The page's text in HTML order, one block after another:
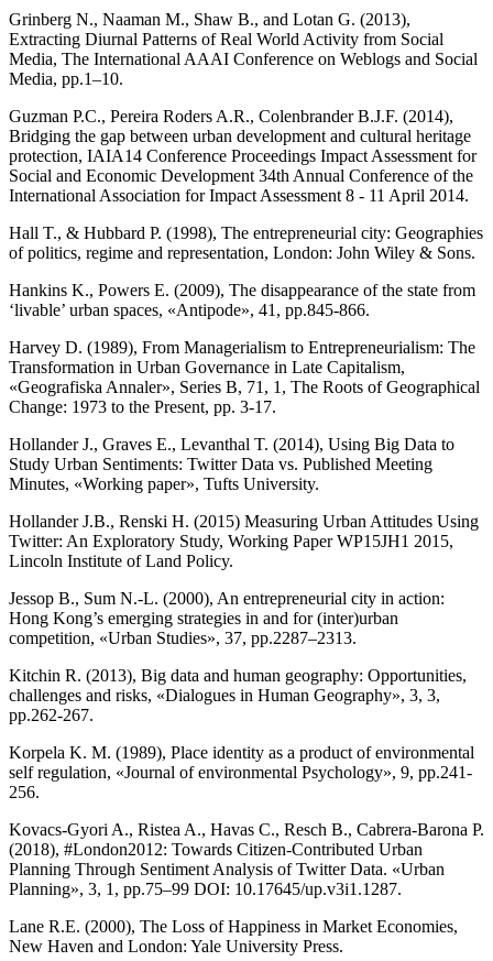
Grinberg N., Naaman M., Shaw B., and Lotan G. (2013),
Extracting Diurnal Patterns of Real World Activity from Social
Media, The International AAAI Conference on Weblogs and Social
Media, pp.1–10.
Guzman P.C., Pereira Roders A.R., Colenbrander B.J.F. (2014),
Bridging the gap between urban development and cultural heritage
protection, IAIA14 Conference Proceedings Impact Assessment for
Social and Economic Development 34th Annual Conference of the
International Association for Impact Assessment 8 - 11 April 2014.
Hall T., & Hubbard P. (1998), The entrepreneurial city: Geographies
of politics, regime and representation, London: John Wiley & Sons.
Hankins K., Powers E. (2009), The disappearance of the state from
‘livable’ urban spaces, «Antipode», 41, pp.845-866.
Harvey D. (1989), From Managerialism to Entrepreneurialism: The
Transformation in Urban Governance in Late Capitalism,
«Geografiska Annaler», Series B, 71, 1, The Roots of Geographical
Change: 1973 to the Present, pp. 3-17.
Hollander J., Graves E., Levanthal T. (2014), Using Big Data to
Study Urban Sentiments: Twitter Data vs. Published Meeting
Minutes, «Working paper», Tufts University.
Hollander J.B., Renski H. (2015) Measuring Urban Attitudes Using
Twitter: An Exploratory Study, Working Paper WP15JH1 2015,
Lincoln Institute of Land Policy.
Jessop B., Sum N.-L. (2000), An entrepreneurial city in action:
Hong Kong’s emerging strategies in and for (inter)urban
competition, «Urban Studies», 37, pp.2287–2313.
Kitchin R. (2013), Big data and human geography: Opportunities,
challenges and risks, «Dialogues in Human Geography», 3, 3,
pp.262-267.
Korpela K. M. (1989), Place identity as a product of environmental
self regulation, «Journal of environmental Psychology», 9, pp.241-
256.
Kovacs-Gyori A., Ristea A., Havas C., Resch B., Cabrera-Barona P.
(2018), #London2012: Towards Citizen-Contributed Urban
Planning Through Sentiment Analysis of Twitter Data. «Urban
Planning», 3, 1, pp.75–99 DOI: 10.17645/up.v3i1.1287.
Lane R.E. (2000), The Loss of Happiness in Market Economies,
New Haven and London: Yale University Press.